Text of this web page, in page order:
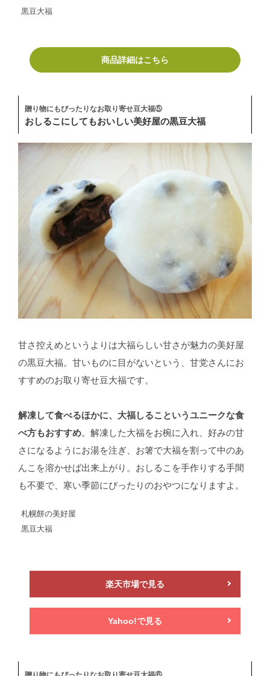
黒豆大福
商品詳細はこちら
贈り物にもぴったりなお取り寄せ豆大福⑤
おしるこにしてもおいしい美好屋の黒豆大福
甘さ控えめというよりは大福らしい甘さが魅力の美好屋
の黒豆大福。甘いものに目がないという、甘党さんにお
すすめのお取り寄せ豆大福です。
解凍して食べるほかに、大福しるこというユニークな食
べ方もおすすめ。解凍した大福をお椀に入れ、好みの甘
さになるようにお湯を注ぎ、お箸で大福を割って中のあ
んこを溶かせば出来上がり。おしるこを手作りする手間
も不要で、寒い季節にぴったりのおやつになりますよ。
札幌餅の美好屋
黒豆大福
楽天市場で見る
Yahoo!で見る